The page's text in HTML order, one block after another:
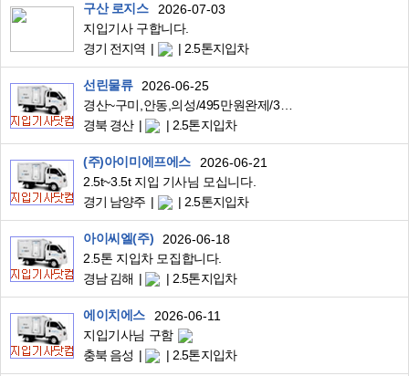
구산 로지스
2026-07-03
지입기사 구합니다.
경기 전지역
2.5톤지입차
선린물류
2026-06-25
경북 경산
2.5톤지입차
(주)아이미에프에스
2026-06-21
2.5t~3.5t 지입 기사님 모십니다.
경기 남양주
2.5톤지입차
아이씨엘(주)
2026-06-18
2.5톤 지입차 모집합니다.
경남 김해
2.5톤지입차
에이치에스
2026-06-11
지입기사님 구함
충북 음성
2.5톤지입차